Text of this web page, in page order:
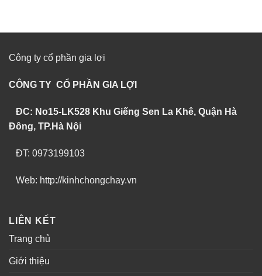
Công ty cổ phần gia lợi
CÔNG TY CỔ PHẦN GIA LỢI
ĐC: No15-LK528 Khu Giếng Sen La Khê, Quận Hà
Đông, TP.Hà Nội
ĐT: 0973199103
Web: http://kinhchongchay.vn
LIÊN KẾT
Trang chủ
Giới thiệu